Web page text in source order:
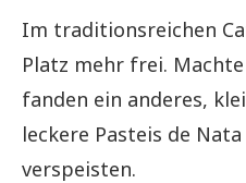
Im traditionsreichen
Platz mehr frei.
fanden ein anderes,
leckere Pasteis de
verspeisten.